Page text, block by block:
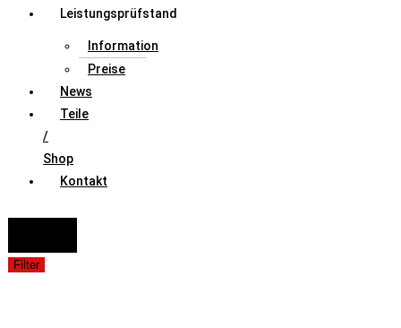
Leistungsprüfstand
Information
Preise
News
Teile
/
Shop
Kontakt
Filter